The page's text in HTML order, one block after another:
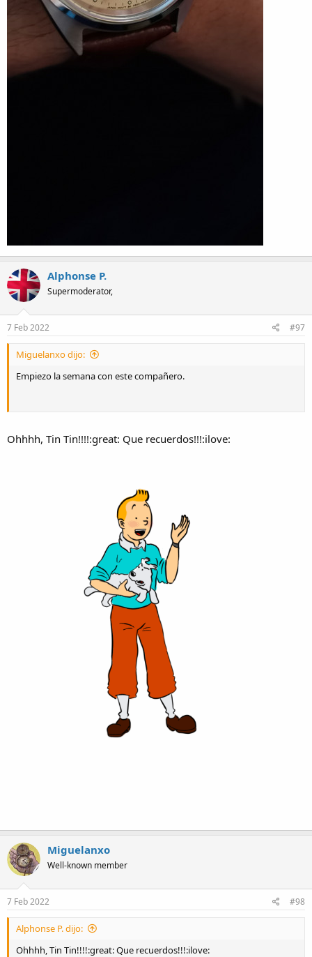
Alphonse P.
Supermoderator,
7 Feb 2022 #97
Miguelanxo dijo:
Empiezo la semana con este compañero.
Ohhhh, Tin Tin!!!!:great: Que recuerdos!!!:ilove:
Miguelanxo
Well-known member
7 Feb 2022 #98
Alphonse P. dijo:
Ohhhh, Tin Tin!!!!:great: Que recuerdos!!!:ilove: